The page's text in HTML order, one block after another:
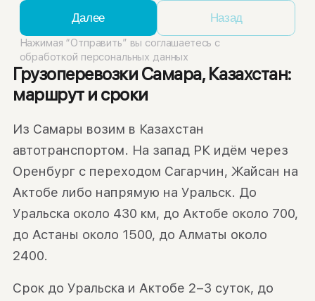
Далее
Назад
Нажимая “Отправить” вы соглашаетесь с
обработкой персональных данных
Грузоперевозки Самара, Казахстан:
маршрут и сроки
Из Самары возим в Казахстан
автотранспортом. На запад РК идём через
Оренбург с переходом Сагарчин, Жайсан на
Актобе либо напрямую на Уральск. До
Уральска около 430 км, до Актобе около 700,
до Астаны около 1500, до Алматы около
2400.
Срок до Уральска и Актобе 2–3 суток, до